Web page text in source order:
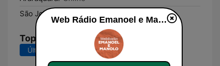
São José do Rio Preto:
Top Músicas
Últimos 7 dias Últimos 30 dias
Web Rádio Emanoel e Manolo ao vivo